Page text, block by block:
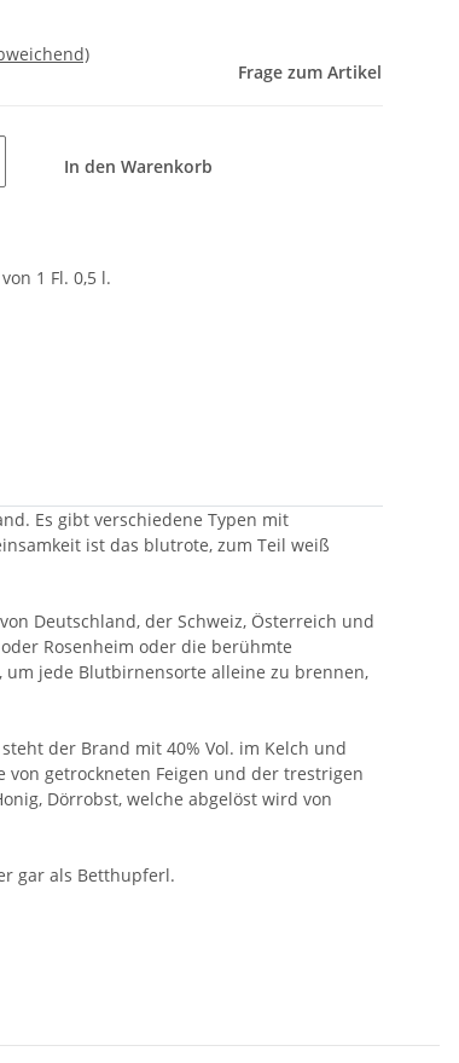
Frage zum Artikel
In den Warenkorb
1 Fl. 0,5 l.
Es gibt verschiedene Typen mit
ist das blutrote, zum Teil weiß
Deutschland, der Schweiz, Österreich und
Rosenheim oder die berühmte
um jede Blutbirnensorte alleine zu brennen,
der Brand mit 40% Vol. im Kelch und
getrockneten Feigen und der trestrigen
Dörrobst, welche abgelöst wird von
gar als Betthupferl.